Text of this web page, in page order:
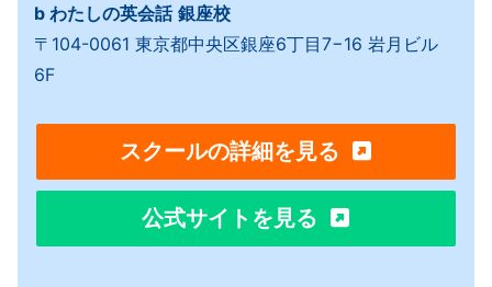
b わたしの英会話 銀座校
〒104-0061 東京都中央区銀座6丁目7−16 岩月ビル
6F
スクールの詳細を見る
公式サイトを見る